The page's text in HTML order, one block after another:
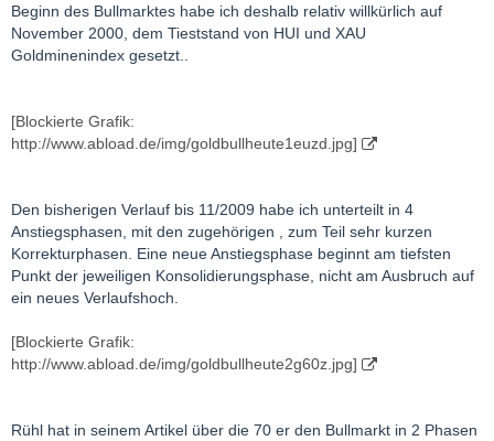
Beginn des Bullmarktes habe ich deshalb relativ willkürlich auf
November 2000, dem Tieststand von HUI und XAU
Goldminenindex gesetzt..
[Blockierte Grafik:
http://www.abload.de/img/goldbullheute1euzd.jpg]
Den bisherigen Verlauf bis 11/2009 habe ich unterteilt in 4
Anstiegsphasen, mit den zugehörigen , zum Teil sehr kurzen
Korrekturphasen. Eine neue Anstiegsphase beginnt am tiefsten
Punkt der jeweiligen Konsolidierungsphase, nicht am Ausbruch auf
ein neues Verlaufshoch.
[Blockierte Grafik:
http://www.abload.de/img/goldbullheute2g60z.jpg]
Rühl hat in seinem Artikel über die 70 er den Bullmarkt in 2 Phasen